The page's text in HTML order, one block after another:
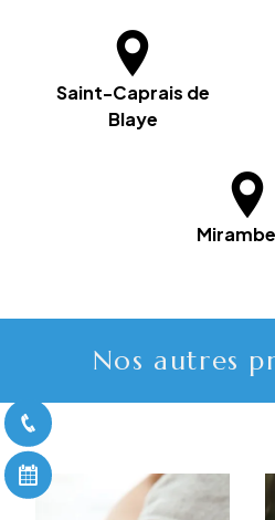
Saint-Caprais de
Blaye
Nos autres